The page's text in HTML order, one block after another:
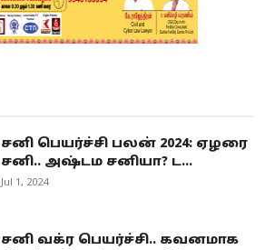
சனி பெயர்ச்சி பலன் 2024: ஏழரை
சனி.. அஷ்டம சனியா? ட...
Jul 1, 2024
சனி வக்ர பெயர்ச்சி.. கவனமாக